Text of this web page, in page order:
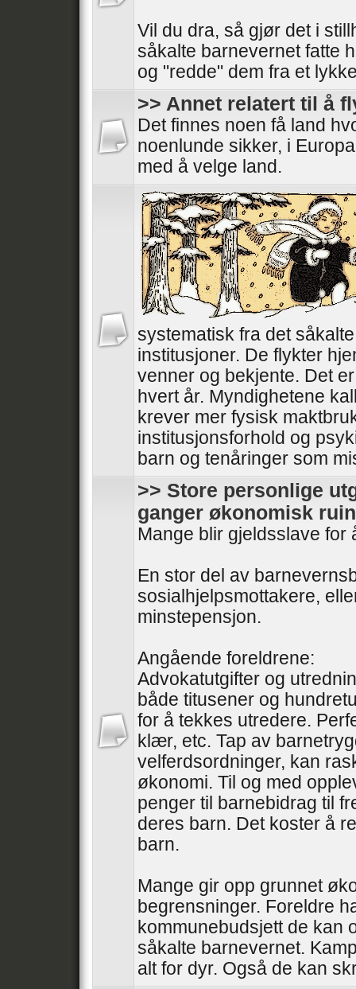
Vil du dra, så gjør det i
såkalte barnevernet fatte
og "redde" dem fra et
>> Annet relatert til å
Det finnes noen få land
noenlunde sikker, i
med å velge land.
systematisk fra det
institusjoner. De flykter
venner og bekjente. Det
hvert år. Myndighetene
krever mer fysisk
institusjonsforhold og
barn og tenåringer som
>> Store personlige
ganger økonomisk ruin
Mange blir gjeldsslave for
En stor del av
sosialhjelpsmottakere,
minstepensjon.
Angående foreldrene:
Advokatutgifter og
både titusener og
for å tekkes utredere.
klær, etc. Tap av
velferdsordninger, kan
økonomi. Til og med
penger til barnebidrag til
deres barn. Det koster å
barn.
Mange gir opp grunnet
begrensninger. Foreldre
kommunebudsjett de kan
såkalte barnevernet.
alt for dyr. Også de kan